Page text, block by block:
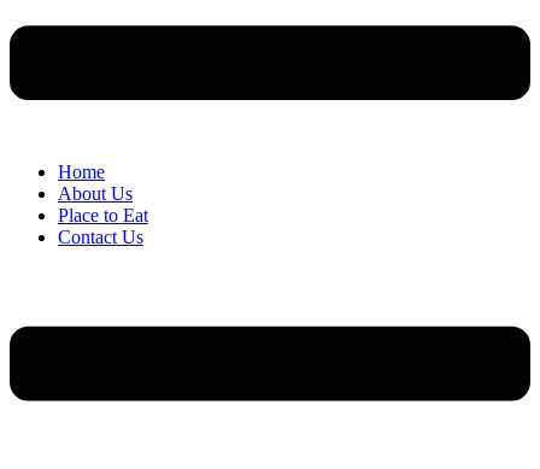
Home
About Us
Place to Eat
Contact Us